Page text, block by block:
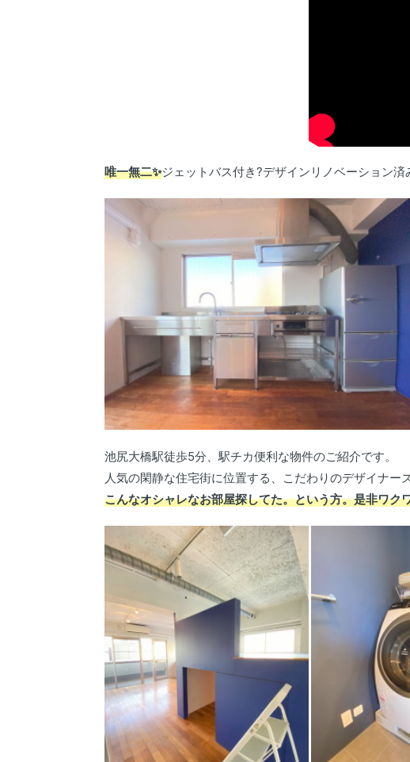
唯一無二✨ジェットバス付き?デザインリノベーション済
池尻大橋駅徒歩5分、駅チカ便利な物件のご紹介です。
人気の閑静な住宅街に位置する、こだわりのデザイナー
こんなオシャレなお部屋探してた。という方。是非ワク